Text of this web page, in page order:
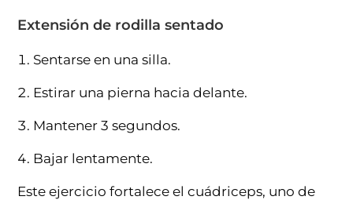
Extensión de rodilla sentado
Sentarse en una silla.
Estirar una pierna hacia delante.
Mantener 3 segundos.
Bajar lentamente.
Este ejercicio fortalece el cuádriceps, uno de